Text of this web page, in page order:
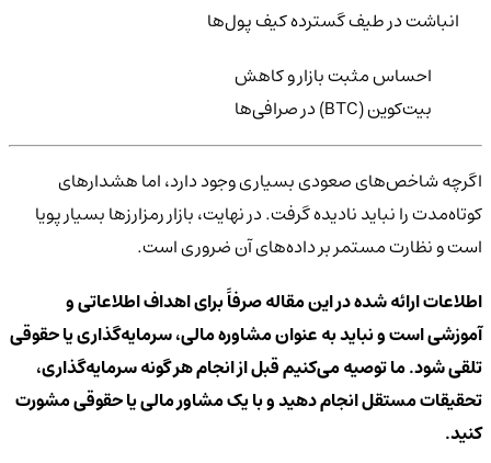
انباشت در طیف گسترده کیف پول‌ها
احساس مثبت بازار و کاهش
بیت‌کوین (BTC) در صرافی‌ها
اگرچه شاخص‌های صعودی بسیاری وجود دارد، اما هشدارهای
کوتاه‌مدت را نباید نادیده گرفت. در نهایت، بازار رمزارزها بسیار پویا
است و نظارت مستمر بر داده‌های آن ضروری است.
اطلاعات ارائه شده در این مقاله صرفاً برای اهداف اطلاعاتی و
آموزشی است و نباید به عنوان مشاوره مالی، سرمایه‌گذاری یا حقوقی
تلقی شود. ما توصیه می‌کنیم قبل از انجام هر گونه سرمایه‌گذاری،
تحقیقات مستقل انجام دهید و با یک مشاور مالی یا حقوقی مشورت
کنید.